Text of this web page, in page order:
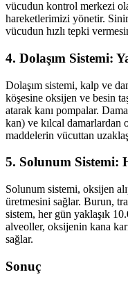
vücudun kontrol merkezi
hareketlerimizi yönetir.
vücudun hızlı tepki
4. Dolaşım Sistemi:
Dolaşım sistemi, kalp ve
köşesine oksijen ve besin
atarak kanı pompalar.
kan) ve kılcal damarlardan
maddelerin vücuttan
5. Solunum Sistemi:
Solunum sistemi, oksijen
üretmesini sağlar. Burun,
sistem, her gün yaklaşık
alveoller, oksijenin kana
sağlar.
Sonuç